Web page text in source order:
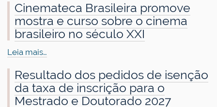
Cinemateca Brasileira promove
mostra e curso sobre o cinema
brasileiro no século XXI
Leia mais…
Resultado dos pedidos de isenção
da taxa de inscrição para o
Mestrado e Doutorado 2027